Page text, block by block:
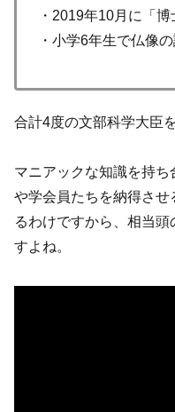
・2019年10月に「
・小学6年生で仏像
合計4度の文部科学大臣
マニアックな知識を持
や学会員たちを納得さ
るわけですから、相当
すよね。